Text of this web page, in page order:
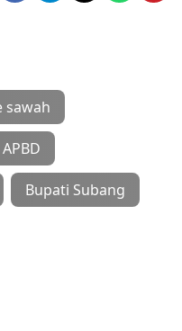
sawah
APBD
Bupati Subang